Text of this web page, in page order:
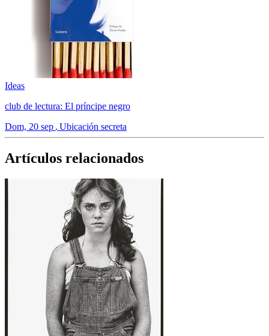
Ideas
club de lectura: El príncipe negro
Dom, 20 sep Ubicación secreta
Artículos relacionados